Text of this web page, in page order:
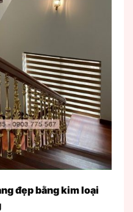
đẹp bằng kim loại